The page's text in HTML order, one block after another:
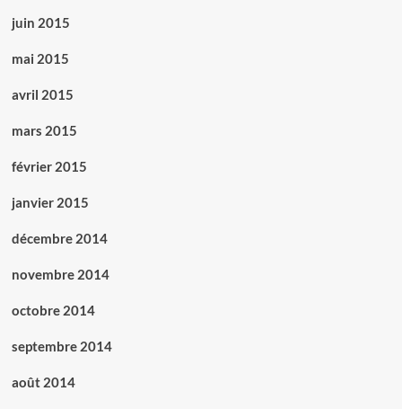
juin 2015
mai 2015
avril 2015
mars 2015
février 2015
janvier 2015
décembre 2014
novembre 2014
octobre 2014
septembre 2014
août 2014